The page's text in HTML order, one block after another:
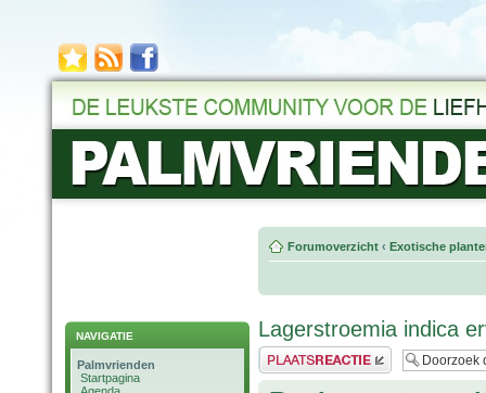
NAVIGATIE
Palmvrienden
Startpagina
Forumoverzicht ‹ Exotische
Lagerstroemia indica
Plaats een reactie